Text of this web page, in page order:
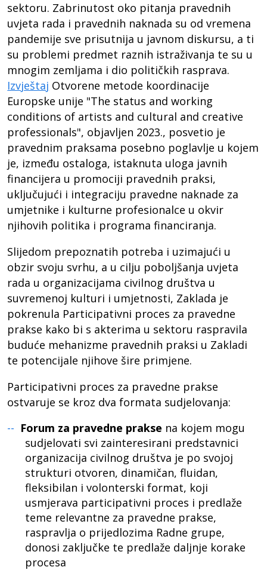
sektoru. Zabrinutost oko pitanja pravednih
uvjeta rada i pravednih naknada su od vremena
pandemije sve prisutnija u javnom diskursu, a ti
su problemi predmet raznih istraživanja te su u
mnogim zemljama i dio političkih rasprava.
Izvještaj Otvorene metode koordinacije
Europske unije "The status and working
conditions of artists and cultural and creative
professionals", objavljen 2023., posvetio je
pravednim praksama posebno poglavlje u kojem
je, između ostaloga, istaknuta uloga javnih
financijera u promociji pravednih praksi,
uključujući i integraciju pravedne naknade za
umjetnike i kulturne profesionalce u okvir
njihovih politika i programa financiranja.
Slijedom prepoznatih potreba i uzimajući u
obzir svoju svrhu, a u cilju poboljšanja uvjeta
rada u organizacijama civilnog društva u
suvremenoj kulturi i umjetnosti, Zaklada je
pokrenula Participativni proces za pravedne
prakse kako bi s akterima u sektoru raspravila
buduće mehanizme pravednih praksi u Zakladi
te potencijale njihove šire primjene.
Participativni proces za pravedne prakse
ostvaruje se kroz dva formata sudjelovanja:
Forum za pravedne prakse na kojem mogu
sudjelovati svi zainteresirani predstavnici
organizacija civilnog društva je po svojoj
strukturi otvoren, dinamičan, fluidan,
fleksibilan i volonterski format, koji
usmjerava participativni proces i predlaže
teme relevantne za pravedne prakse,
raspravlja o prijedlozima Radne grupe,
donosi zaključke te predlaže daljnje korake
procesa